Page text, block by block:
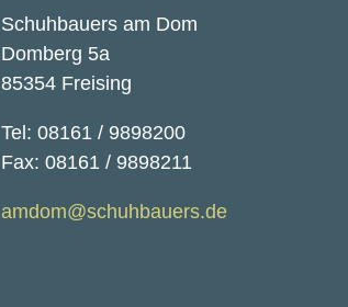
Schuhbauers am Dom
Domberg 5a
85354 Freising
Tel: 08161 / 9898200
Fax: 08161 / 9898211
amdom@schuhbauers.de